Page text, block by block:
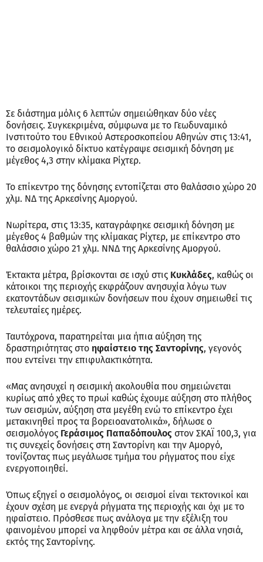
Σε διάστημα μόλις 6 λεπτών σημειώθηκαν δύο νέες
δονήσεις. Συγκεκριμένα, σύμφωνα με το Γεωδυναμικό
Ινστιτούτο του Εθνικού Αστεροσκοπείου Αθηνών στις 13:41,
το σεισμολογικό δίκτυο κατέγραψε σεισμική δόνηση με
μέγεθος 4,3 στην κλίμακα Ρίχτερ.
Το επίκεντρο της δόνησης εντοπίζεται στο θαλάσσιο χώρο 20
χλμ. ΝΔ της Αρκεσίνης Αμοργού.
Νωρίτερα, στις 13:35, καταγράφηκε σεισμική δόνηση με
μέγεθος 4 βαθμών της κλίμακας Ρίχτερ, με επίκεντρο στο
θαλάσσιο χώρο 21 χλμ. ΝΝΔ της Αρκεσίνης Αμοργού.
Έκτακτα μέτρα, βρίσκονται σε ισχύ στις Κυκλάδες, καθώς οι
κάτοικοι της περιοχής εκφράζουν ανησυχία λόγω των
εκατοντάδων σεισμικών δονήσεων που έχουν σημειωθεί τις
τελευταίες ημέρες.
Ταυτόχρονα, παρατηρείται μια ήπια αύξηση της
δραστηριότητας στο ηφαίστειο της Σαντορίνης, γεγονός
που εντείνει την επιφυλακτικότητα.
«Μας ανησυχεί η σεισμική ακολουθία που σημειώνεται
κυρίως από χθες το πρωί καθώς έχουμε αύξηση στο πλήθος
των σεισμών, αύξηση στα μεγέθη ενώ το επίκεντρο έχει
μετακινηθεί προς τα βορειοανατολικά», δήλωσε ο
σεισμολόγος Γεράσιμος Παπαδόπουλος στον ΣΚΑΪ 100,3, για
τις συνεχείς δονήσεις στη Σαντορίνη και την Αμοργό,
τονίζοντας πως μεγάλωσε τμήμα του ρήγματος που είχε
ενεργοποιηθεί.
Όπως εξηγεί ο σεισμολόγος, οι σεισμοί είναι τεκτονικοί και
έχουν σχέση με ενεργά ρήγματα της περιοχής και όχι με το
ηφαίστειο. Πρόσθεσε πως ανάλογα με την εξέλιξη του
φαινομένου μπορεί να ληφθούν μέτρα και σε άλλα νησιά,
εκτός της Σαντορίνης.